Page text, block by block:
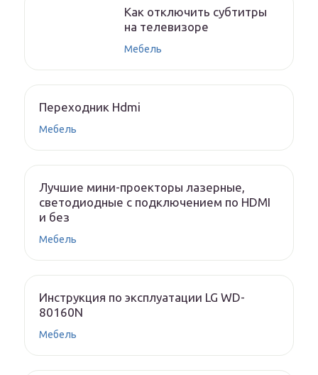
Как отключить субтитры
на телевизоре
Мебель
Переходник Hdmi
Мебель
Лучшие мини-проекторы лазерные,
светодиодные с подключением по HDMI
и без
Мебель
Инструкция по эксплуатации LG WD-
80160N
Мебель